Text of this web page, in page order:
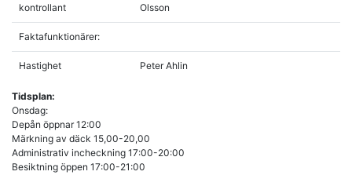
kontrollant
Olsson
Faktafunktionärer:
Hastighet Peter Ahlin
Tidsplan:
Onsdag:
Depån öppnar 12:00
Märkning av däck 15,00-20,00
Administrativ incheckning 17:00-20:00
Besiktning öppen 17:00-21:00